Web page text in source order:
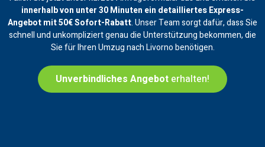
innerhalb von unter 30 Minuten ein detailliertes Express-
Angebot mit 50€ Sofort-Rabatt. Unser Team sorgt dafür, dass Sie
schnell und unkompliziert genau die Unterstützung bekommen, die
Sie für Ihren Umzug nach Livorno benötigen.
Unverbindliches Angebot erhalten!